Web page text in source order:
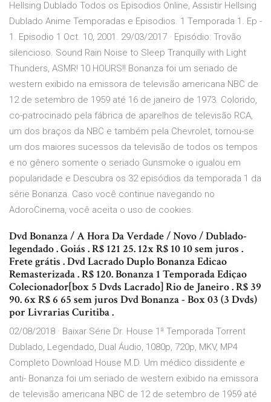
Hellsing Dublado Todos os Episodios Online, Assistir Hellsing
Dublado Anime Temporadas e Episodios. 1 Temporada 1. Ep -
1. Episodio 1 Oct. 10, 2001. 29/03/2017 · Episódio: Trovão
silencioso. Sound Rain Noise to Sleep Tranquilly with Light
Thunders, ASMR! 10 HOURS!! Bonanza foi um seriado de
western exibido na emissora de televisão americana NBC de
12 de setembro de 1959 até 16 de janeiro de 1973. Colorido,
co-patrocinado pela fábrica de aparelhos de televisão RCA,
um dos braços da NBC e também pela Chevrolet, tornou-se
um dos maiores sucessos da televisão de todos os tempos
e no gênero somente o seriado Gunsmoke o igualou em
popularidade e Descubra os 32 episódios da temporada 1 da
série Bonanza. Caso você continue navegando no
AdoroCinema, você aceita o uso de cookies.
Dvd Bonanza / A Hora Da Verdade / Novo / Dublado-
legendado . Goiás . R$ 121 25. 12x R$ 10 10 sem juros .
Frete grátis . Dvd Lacrado Duplo Bonanza Edicao
Remasterizada . R$ 120. Bonanza 1 Temporada Ediçao
Colecionador[box 5 Dvds Lacrado] Rio de Janeiro . R$ 39
90. 6x R$ 6 65 sem juros Dvd Bonanza - Box 03 (3 Dvds)
por Livrarias Curitiba .
02/08/2018 · Baixar Série Dr. House 1ª Temporada Torrent
Dublado, Legendado, Dual Áudio, 1080p, 720p, MKV, MP4
Completo Download House M.D. Um médico dissidente e
anti- Bonanza foi um seriado de western exibido na emissora
de televisão americana NBC de 12 de setembro de 1959 até